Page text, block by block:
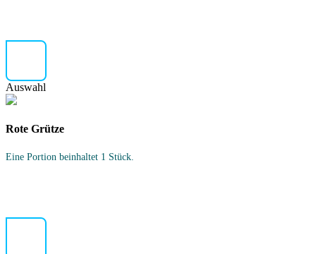
Auswahl
Rote Grütze
Eine Portion beinhaltet 1 Stück.